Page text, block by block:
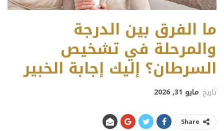
ما الفرق بين الدرجة
والمرحلة في تشخيص
السرطان؟ إليك إجابة الخبير
تاريخ مايو 31, 2026
Share